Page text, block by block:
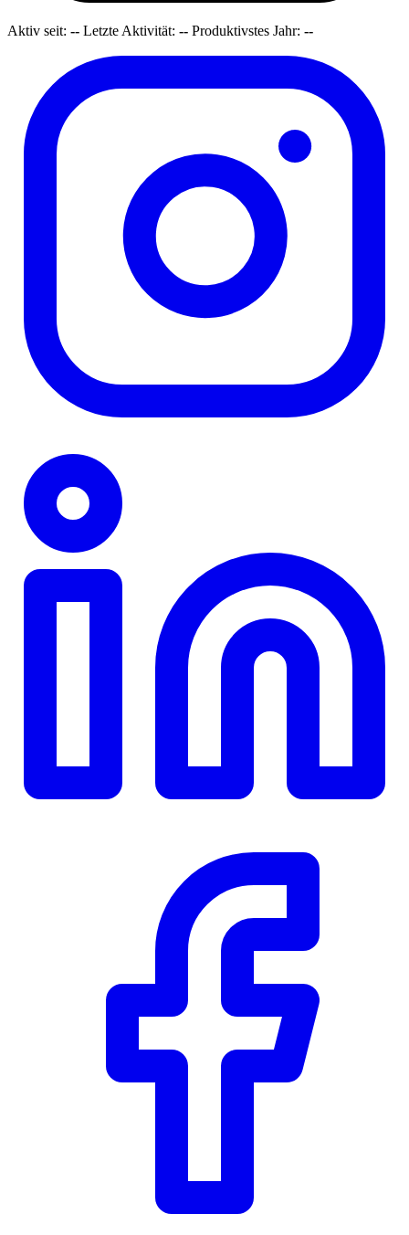
Aktiv seit: -- Letzte Aktivität: -- Produktivstes Jahr: --